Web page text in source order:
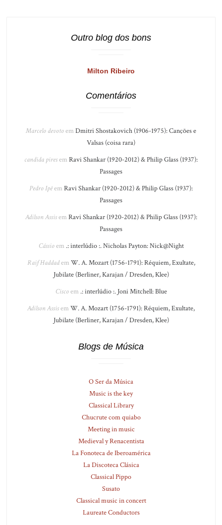
Outro blog dos bons
Milton Ribeiro
Comentários
Marcelo devotoem Dmitri Shostakovich (1906-1975): Canções e
Valsas (coisa rara)
candida piresem Ravi Shankar (1920-2012) & Philip Glass (1937):
Passages
Pedro Ipêem Ravi Shankar (1920-2012) & Philip Glass (1937):
Passages
Adilson Assisem Ravi Shankar (1920-2012) & Philip Glass (1937):
Passages
Cássioem .: interlúdio :. Nicholas Payton: Nick@Night
Raif Haddadem W. A. Mozart (1756-1791): Réquiem, Exultate,
Jubilate (Berliner, Karajan / Dresden, Klee)
Ciscoem .: interlúdio :. Joni Mitchell: Blue
Adilson Assisem W. A. Mozart (1756-1791): Réquiem, Exultate,
Jubilate (Berliner, Karajan / Dresden, Klee)
Blogs de Música
O Ser da Música
Music is the key
Classical Library
Chucrute com quiabo
Meeting in music
Medieval y Renacentista
La Fonoteca de Iberoamérica
La Discoteca Clásica
Classical Pippo
Susato
Classical music in concert
Laureate Conductors